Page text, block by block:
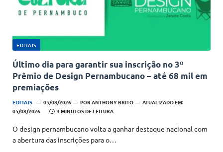
EDITAIS
Último dia para garantir sua inscrição no 3º
Prêmio de Design Pernambucano – até 68 mil em
premiações
EDITAIS 05/08/2026 POR ANTHONY BRITO
ATUALIZADO EM:
05/08/2026
3 MINUTOS DE LEITURA
O design pernambucano volta a ganhar destaque nacional com
a abertura das inscrições para o…